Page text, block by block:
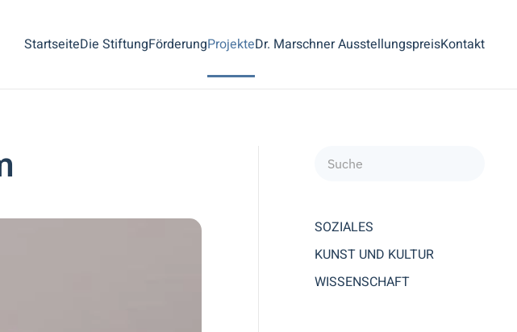
StartseiteDie StiftungFörderungProjekteDr. Marschner AusstellungspreisKontakt
SOZIALES
KUNST UND KULTUR
WISSENSCHAFT